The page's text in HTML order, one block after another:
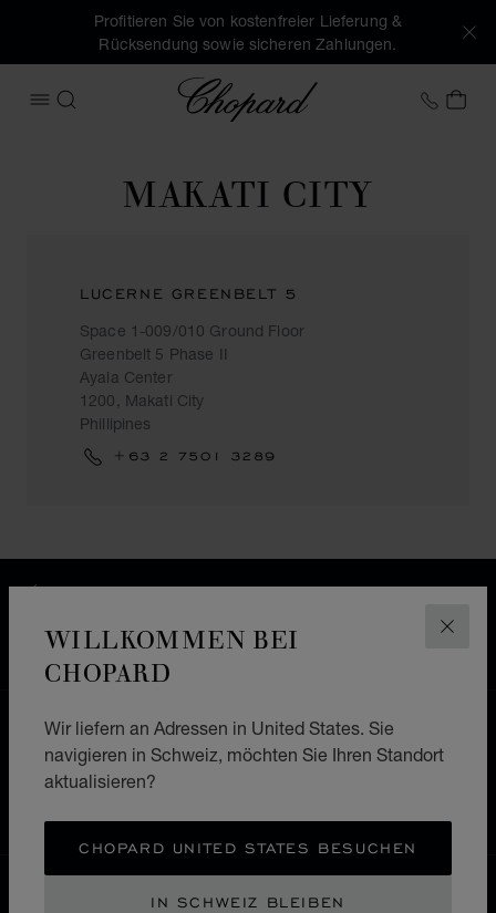
WILLKOMMEN BEI
CHOPARD
Wir liefern an Adressen in United States. Sie
navigieren in Schweiz, möchten Sie Ihren Standort
aktualisieren?
CHOPARD UNITED STATES BESUCHEN
IN SCHWEIZ BLEIBEN
Profitieren Sie von kostenfreier Lieferung &
Rücksendung sowie sicheren Zahlungen.
MENÜ ÖFFNEN
SUCHEN
Chopard +41
MAKATI CITY
LUCERNE GREENBELT 5
Space 1-009/010 Ground Floor
Greenbelt 5 Phase II
Ayala Center
1200, Makati City
Phillipines
+63 2 7501 3289
WIDERRUFS­BELEHRUNG, RÜCKSENDUNG &
HOME EINE BOUTIQUE FINDEN
ALLE GESCHÄFTE ASIEN UND OZEANIEN
LOKALISIERUNG (LAND ÄNDERN)
LAND ÄNDERN